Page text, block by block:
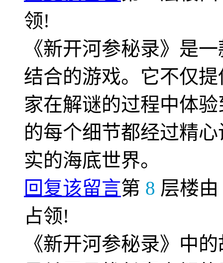
领!
《新开河参秘录》是
结合的游戏。它不仅
家在解谜的过程中体
的每个细节都经过精
实的海底世界。
回复该留言第 8 层楼由
占领!
《新开河参秘录》中